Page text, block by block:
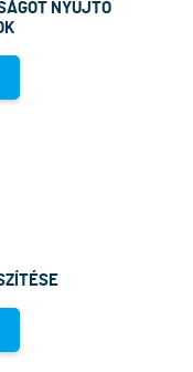
NYÚJTÓ